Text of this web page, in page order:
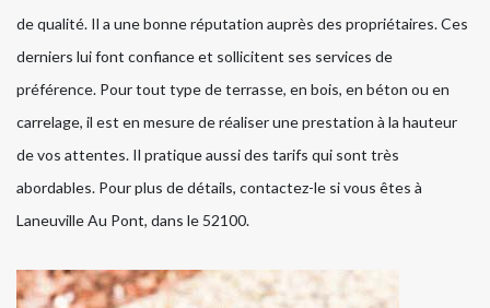
de qualité. Il a une bonne réputation auprès des propriétaires. Ces
derniers lui font confiance et sollicitent ses services de
préférence. Pour tout type de terrasse, en bois, en béton ou en
carrelage, il est en mesure de réaliser une prestation à la hauteur
de vos attentes. Il pratique aussi des tarifs qui sont très
abordables. Pour plus de détails, contactez-le si vous êtes à
Laneuville Au Pont, dans le 52100.